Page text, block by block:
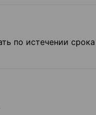
по истечении срока